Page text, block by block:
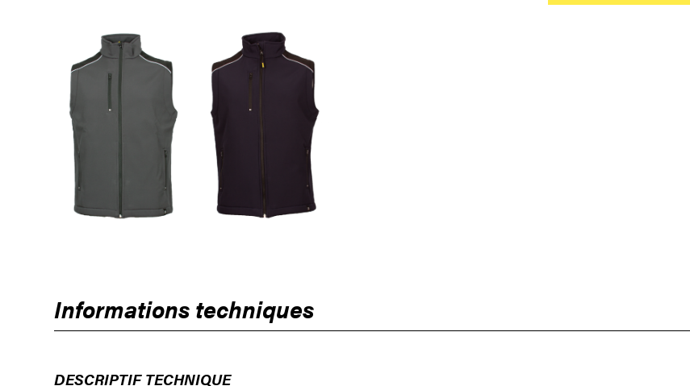
Informations techniques
DESCRIPTIF TECHNIQUE